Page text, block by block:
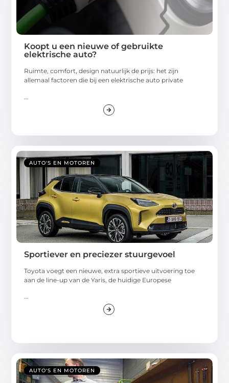
Koopt u een nieuwe of gebruikte
elektrische auto?
Ruimte, comfort, design natuurlijk de prijs: het zijn
allemaal factoren die bij een elektrische auto private
AUTO'S EN MOTOREN
Sportiever en preciezer stuurgevoel
Toyota voegt een nieuwe, extra sportieve uitvoering toe
aan de line-up van de Yaris, de huidige Europese
AUTO'S EN MOTOREN